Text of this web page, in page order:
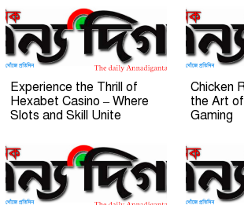
Experience the Thrill of
Hexabet Casino – Where
Slots and Skill Unite
Chicken
the Art
Gaming